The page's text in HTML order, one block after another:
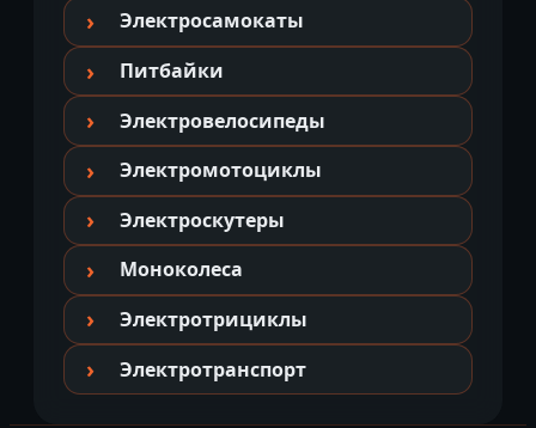
Электросамокаты
Питбайки
Электровелосипеды
Электромотоциклы
Электроскутеры
Моноколеса
Электротрициклы
Электротранспорт